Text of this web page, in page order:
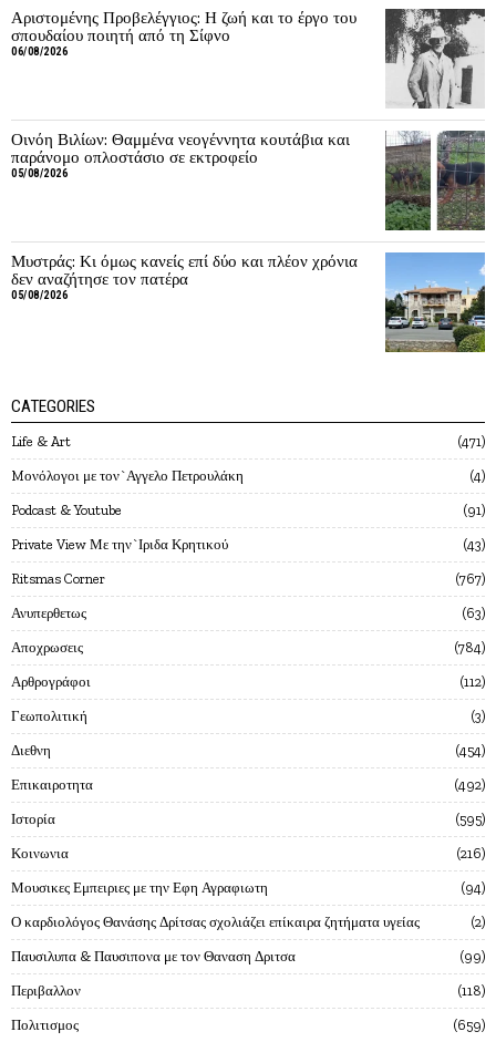
Αριστομένης Προβελέγγιος: Η ζωή και το έργο του
σπουδαίου ποιητή από τη Σίφνο
06/08/2026
Οινόη Βιλίων: Θαμμένα νεογέννητα κουτάβια και
παράνομο οπλοστάσιο σε εκτροφείο
05/08/2026
Μυστράς: Κι όμως κανείς επί δύο και πλέον χρόνια
δεν αναζήτησε τον πατέρα
05/08/2026
CATEGORIES
Life & Art 471
Mονόλογοι με τον`Αγγελο Πετρουλάκη 4
Podcast & Youtube 91
Private View Με την`Ιριδα Κρητικού 43
Ritsmas Corner 767
Ανυπερθετως 63
Αποχρωσεις 784
Αρθρογράφοι 112
Γεωπολιτική 3
Διεθνη 454
Επικαιροτητα 492
Ιστορία 595
Κοινωνια 216
Μουσικες Εμπειριες με την Εφη Αγραφιωτη 94
Ο καρδιολόγος Θανάσης Δρίτσας σχολιάζει επίκαιρα ζητήματα υγείας 2
Παυσιλυπα & Παυσιπονα με τον Θαναση Δριτσα 99
Περιβαλλον 118
Πολιτισμος 659